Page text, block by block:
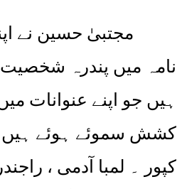
مجتبیٰ حسین نے
نامہ میں پندرہ
ہیں جو اپنے عنوانات
کشش سموئے ہوئے ہیں
کپور ۔ لمبا آدمی ،